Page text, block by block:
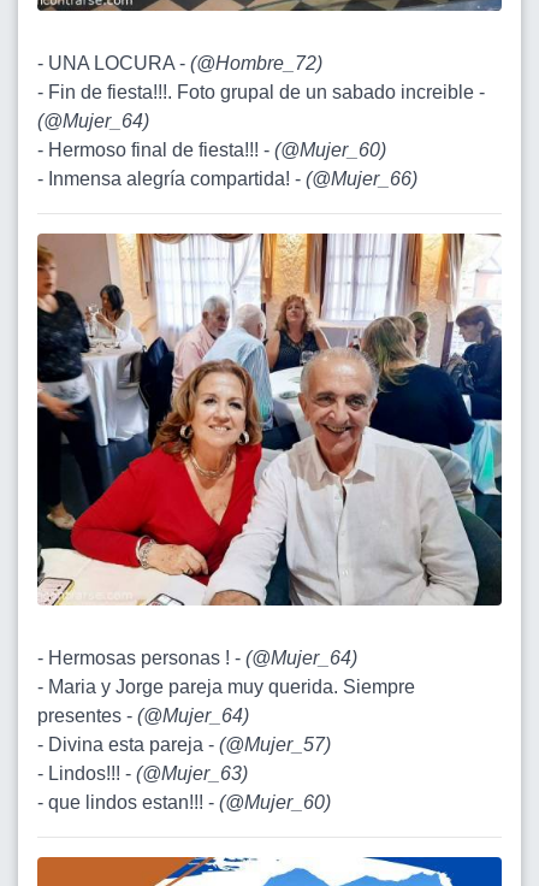
- UNA LOCURA - (@Hombre_72)
- Fin de fiesta!!!. Foto grupal de un sabado increible -
(@Mujer_64)
- Hermoso final de fiesta!!! - (@Mujer_60)
- Inmensa alegría compartida! - (@Mujer_66)
- Hermosas personas ! - (@Mujer_64)
- Maria y Jorge pareja muy querida. Siempre
presentes - (@Mujer_64)
- Divina esta pareja - (@Mujer_57)
- Lindos!!! - (@Mujer_63)
- que lindos estan!!! - (@Mujer_60)